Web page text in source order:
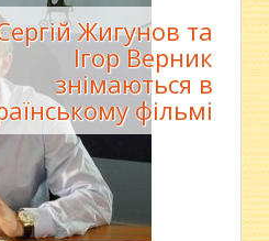
Жигунов та
Ігор Верник
знімаються в
фільмі